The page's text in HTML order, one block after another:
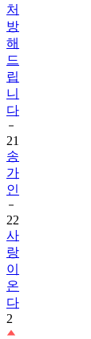
처
방
해
드
립
니
다
21
송
가
인
22
사
랑
이
온
다
2